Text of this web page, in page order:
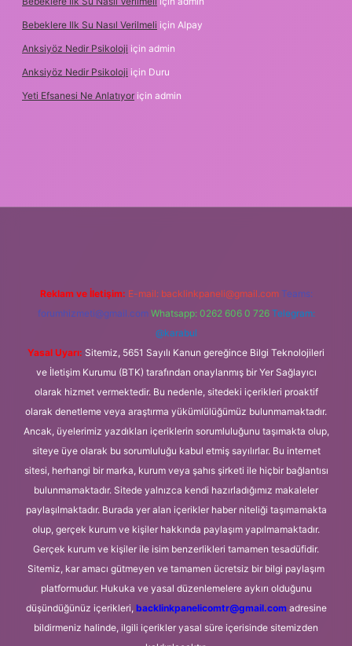
Bebeklere Ilk Su Nasıl Verilmeli için Alpay
Anksiyöz Nedir Psikoloji için admin
Anksiyöz Nedir Psikoloji için Duru
Yeti Efsanesi Ne Anlatıyor için admin
Reklam ve İletişim: E-mail: backlinkpaneli@gmail.com Teams:
forumhizmeti@gmail.com Whatsapp: 0262 606 0 726 Telegram:
@karabul
Yasal Uyarı: Sitemiz, 5651 Sayılı Kanun gereğince Bilgi Teknolojileri
ve İletişim Kurumu (BTK) tarafından onaylanmış bir Yer Sağlayıcı
olarak hizmet vermektedir. Bu nedenle, sitedeki içerikleri proaktif
olarak denetleme veya araştırma yükümlülüğümüz bulunmamaktadır.
Ancak, üyelerimiz yazdıkları içeriklerin sorumluluğunu taşımakta olup,
siteye üye olarak bu sorumluluğu kabul etmiş sayılırlar. Bu internet
sitesi, herhangi bir marka, kurum veya şahıs şirketi ile hiçbir bağlantısı
bulunmamaktadır. Sitede yalnızca kendi hazırladığımız makaleler
paylaşılmaktadır. Burada yer alan içerikler haber niteliği taşımamakta
olup, gerçek kurum ve kişiler hakkında paylaşım yapılmamaktadır.
Gerçek kurum ve kişiler ile isim benzerlikleri tamamen tesadüfidir.
Sitemiz, kar amacı gütmeyen ve tamamen ücretsiz bir bilgi paylaşım
platformudur. Hukuka ve yasal düzenlemelere aykırı olduğunu
düşündüğünüz içerikleri, backlinkpanelicomtr@gmail.comadresine
bildirmeniz halinde, ilgili içerikler yasal süre içerisinde sitemizden